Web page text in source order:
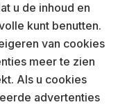
u de inhoud en
kunt benutten.
van cookies
meer te zien
Als u cookies
advertenties